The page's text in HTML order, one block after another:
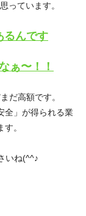
っています。
るんです
ぁ〜！！
だ高額です。
全」が得られる業
。
いね(^^♪